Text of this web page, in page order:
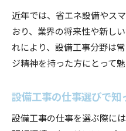
近年では、省エネ設備やス
おり、業界の将来性や新し
れにより、設備工事分野は
ジ精神を持った方にとって
設備工事の仕事選びで知
設備工事の仕事を選ぶ際に